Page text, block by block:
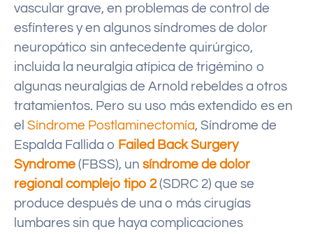
vascular grave, en problemas de control de
esfínteres y en algunos síndromes de dolor
neuropático sin antecedente quirúrgico,
incluida la neuralgia atípica de trigémino o
algunas neuralgias de Arnold rebeldes a otros
tratamientos. Pero su uso más extendido es en
el Síndrome Postlaminectomía, Síndrome de
Espalda Fallida o Failed Back Surgery
Syndrome (FBSS), un síndrome de dolor
regional complejo tipo 2(SDRC 2) que se
produce después de una o más cirugías
lumbares sin que haya complicaciones